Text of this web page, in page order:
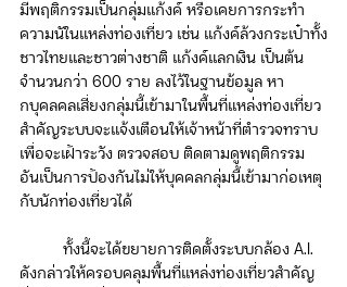
มีพฤติกรรมเป็นกลุ่มแก้งค์ หรือเคยการกระทำ
ความนัในแหล่งท่องเที่ยว เช่น แก้งค์ล้วงกระเป๋าทั้ง
ชาวไทยและชาวต่างชาติ แก้งค์แลกเงิน เป็นต้น
จำนวนกว่า 600 ราย ลงไว้ในฐานข้อมูล หา
กบุคลคลเสี่ยงกลุ่มนี้เข้ามาในพื้นที่แหล่งท่องเที่ยว
สำคัญระบบจะแจ้งเตือนให้เจ้าหน้าที่ตำรวจทราบ
เพื่อจะเฝ้าระวัง ตรวจสอบ ติดตามดูพฤติกรรม
อันเป็นการป้องกันไม่ให้บุคคลกลุ่มนี้เข้ามาก่อเหตุ
กับนักท่องเที่ยวได้
ดังกล่าวให้ครอบคลุมพื้นที่แหล่งท่องเที่ยวสำคัญ